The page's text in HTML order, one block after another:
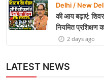
Delhi / New
की आय बढ़ाएं:
नियमित प्रशिक्षण
2 days ago
LATEST NEWS